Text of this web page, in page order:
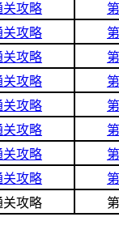
关攻略
关攻略
关攻略
关攻略
关攻略
关攻略
关攻略
关攻略
关攻略